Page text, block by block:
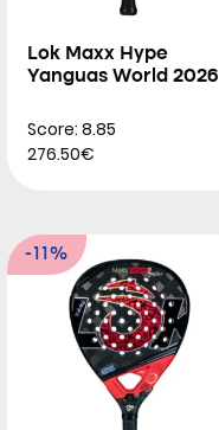
Lok Maxx Hype
Yanguas World 2026
Score: 8.85
276.50€
-11%